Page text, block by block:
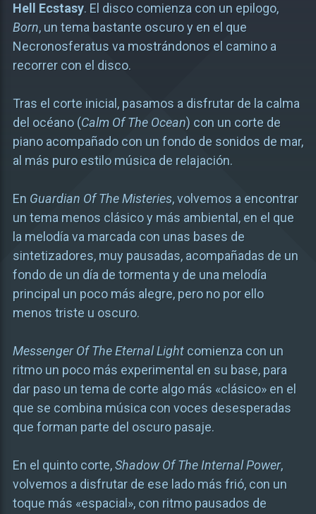
Hell Ecstasy. El disco comienza con un epilogo,
Born, un tema bastante oscuro y en el que
Necronosferatus va mostrándonos el camino a
recorrer con el disco.
Tras el corte inicial, pasamos a disfrutar de la calma
del océano (Calm Of The Ocean) con un corte de
piano acompañado con un fondo de sonidos de mar,
al más puro estilo música de relajación.
En Guardian Of The Misteries, volvemos a encontrar
un tema menos clásico y más ambiental, en el que
la melodía va marcada con unas bases de
sintetizadores, muy pausadas, acompañadas de un
fondo de un día de tormenta y de una melodía
principal un poco más alegre, pero no por ello
menos triste u oscuro.
Messenger Of The Eternal Lightcomienza con un
ritmo un poco más experimental en su base, para
dar paso un tema de corte algo más «clásico» en el
que se combina música con voces desesperadas
que forman parte del oscuro pasaje.
En el quinto corte,Shadow Of The Internal Power,
volvemos a disfrutar de ese lado más frió, con un
toque más «espacial», con ritmo pausados de